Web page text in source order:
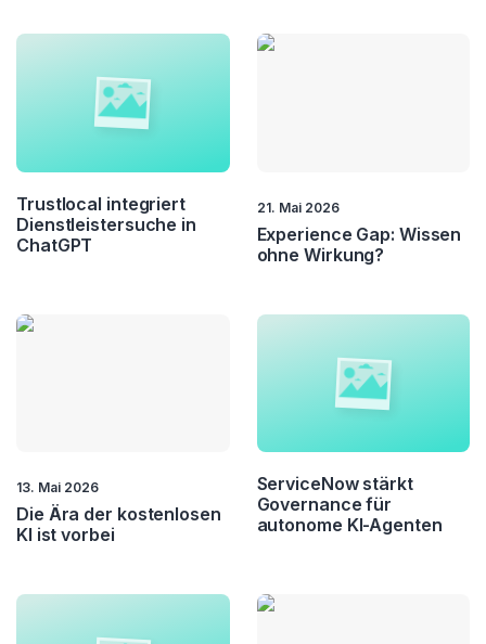
Trustlocal integriert
Dienstleistersuche in
ChatGPT
21. Mai 2026
Experience Gap: Wissen
ohne Wirkung?
13. Mai 2026
Die Ära der kostenlosen
KI ist vorbei
ServiceNow stärkt
Governance für
autonome KI-Agenten